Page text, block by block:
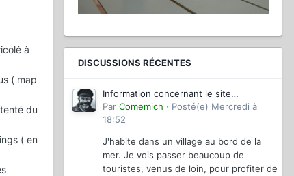
à
( map
du
( en
DISCUSSIONS RÉCENTES
Information concernant le site
magazinevideo
Par Comemich · Posté(e) Mercredi à
18:52
J'habite dans un village au bord de la
mer. Je vois passer beaucoup de
touristes, venus de loin, pour profiter de